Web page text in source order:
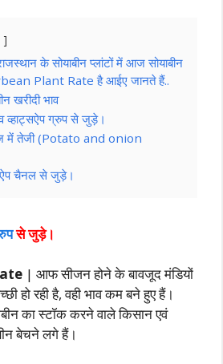
के सोयाबीन प्लांटों में आज सोयाबीन
Plant Rate है आईए जानते हैं..
खरीदी भाव
व्हाट्सऐप ग्रुप से जुड़े।
में तेजी (Potato and onion
चैनल से जुड़े।
से जुड़े।
| आफ सीजन होने के बावजूद मंडियों
हो रही है, वही भाव कम बने हुए हैं।
का स्टॉक करने वाले किसान एवं
बेचने लगे हैं।